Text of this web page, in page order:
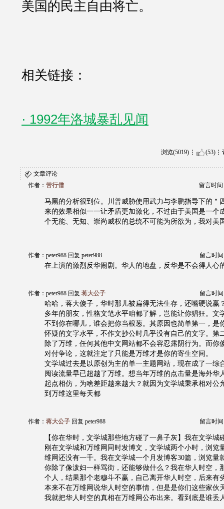
美国的民主自由将亡。
相关链接：
· 1992年洛城暴乱见闻
浏览(5019) (53)
文章评论
作者： 苦行僧 留言时间
马黑的分析很到位。川普威胁使用武力与李鹏指导下的＂
来的效果相似一一让矛盾更加激化，不过由于美国是一个
个无能、无知、崇尚威权的总统不可能为所欲为，我对美
作者：peter988 回复 peter988 留言时间
在上演的激烈反华闹剧。华人的地盘，反华是不会得人心
作者：peter988 回复 蒋大公子 留言时间
哈哈，蒋大傻子，华时那儿被扁得无法生存，还嘴硬说赢
多年的朋友，性格文笔水平咱都了解，岂能让你猖狂。文
不到你在哪儿，谁会把你当根葱。其原因也简单第一，是
怀疑的文字水平，不作文抄公时几乎没有自己的文字。第
除了万维，任何其他中文网站都不会容忍露阴行为。而你
对付争论，这就注定了只能是万维才是你的寄生空间。
文学城过去是以原创为主的单一主题网站，现在成了一综
阅读流量早已超越了万维。想当年万维的点击量是海外华
起点相仿，为啥差距越来越大？就因为文学城秉承相对公
到万维这里每天都
作者： 蒋大公子 回复 peter988 留言时间
【你在华时，文学城那些地方碰了一鼻子灰】我在文学城
刚在文学城和万维网同时发博文，文学城两个小时，浏览
维网还没有一千。我在文学城一个月发博客30篇，浏览量
你除了像泼妇一样骂街，还能够做什么？我在华人时空，
个人，结果那个老穆斗不赢，自己离开华人时空，后来有
本来不在万维网说华人时空的事情，但是是你们这些家伙
我就把华人时空的真相在万维网公布出来。看到底是谁丢